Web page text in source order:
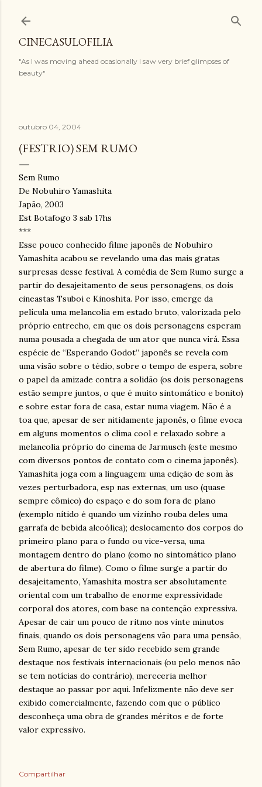
CINECASULOFILIA
"As I was moving ahead ocasionally I saw very brief glimpses of
beauty"
outubro 04, 2004
(FESTRIO) SEM RUMO
Sem Rumo
De Nobuhiro Yamashita
Japão, 2003
Est Botafogo 3 sab 17hs
***
Esse pouco conhecido filme japonês de Nobuhiro
Yamashita acabou se revelando uma das mais gratas
surpresas desse festival. A comédia de Sem Rumo surge a
partir do desajeitamento de seus personagens, os dois
cineastas Tsuboi e Kinoshita. Por isso, emerge da
película uma melancolia em estado bruto, valorizada pelo
próprio entrecho, em que os dois personagens esperam
numa pousada a chegada de um ator que nunca virá. Essa
espécie de “Esperando Godot” japonês se revela com
uma visão sobre o tédio, sobre o tempo de espera, sobre
o papel da amizade contra a solidão (os dois personagens
estão sempre juntos, o que é muito sintomático e bonito)
e sobre estar fora de casa, estar numa viagem. Não é a
toa que, apesar de ser nitidamente japonês, o filme evoca
em alguns momentos o clima cool e relaxado sobre a
melancolia próprio do cinema de Jarmusch (este mesmo
com diversos pontos de contato com o cinema japonês).
Yamashita joga com a linguagem: uma edição de som às
vezes perturbadora, esp nas externas, um uso (quase
sempre cômico) do espaço e do som fora de plano
(exemplo nítido é quando um vizinho rouba deles uma
garrafa de bebida alcoólica); deslocamento dos corpos do
primeiro plano para o fundo ou vice-versa, uma
montagem dentro do plano (como no sintomático plano
de abertura do filme). Como o filme surge a partir do
desajeitamento, Yamashita mostra ser absolutamente
oriental com um trabalho de enorme expressividade
corporal dos atores, com base na contenção expressiva.
Apesar de cair um pouco de ritmo nos vinte minutos
finais, quando os dois personagens vão para uma pensão,
Sem Rumo, apesar de ter sido recebido sem grande
destaque nos festivais internacionais (ou pelo menos não
se tem notícias do contrário), mereceria melhor
destaque ao passar por aqui. Infelizmente não deve ser
exibido comercialmente, fazendo com que o público
desconheça uma obra de grandes méritos e de forte
valor expressivo.
Compartilhar